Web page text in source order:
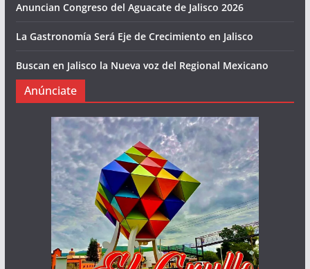
Anuncian Congreso del Aguacate de Jalisco 2026
La Gastronomía Será Eje de Crecimiento en Jalisco
Buscan en Jalisco la Nueva voz del Regional Mexicano
Anúnciate